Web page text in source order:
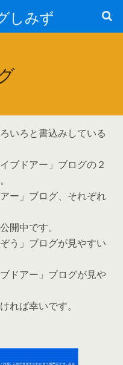
しみず
いろと書込みしている
ブドアー」ブログの２
ー」ブログ、それぞれ
開中です。
う」ブログが見やすい
ドアー」ブログが見や
れば幸いです。